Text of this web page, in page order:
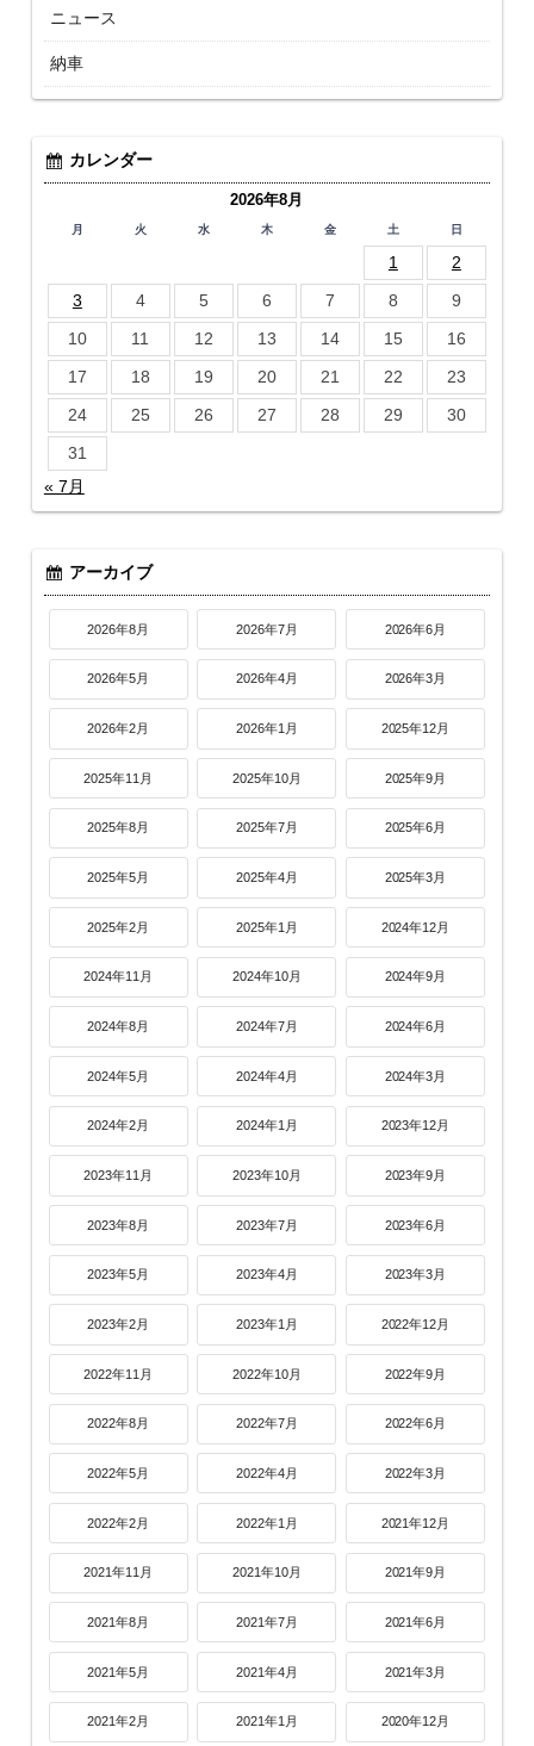
ニュース
納車
カレンダー
2026年8月
月 火 水 木 金 土 日
1
2
3
4 5 6 7 8
9
10
11 12 13 14 15
16
17
18 19 20 21 22
23
24
25 26 27 28 29
30
31
« 7月
アーカイブ
2026年8月 2026年7月 2026年6月
2026年5月 2026年4月 2026年3月
2026年2月 2026年1月 2025年12月
2025年11月 2025年10月 2025年9月
2025年8月 2025年7月 2025年6月
2025年5月 2025年4月 2025年3月
2025年2月 2025年1月 2024年12月
2024年11月 2024年10月 2024年9月
2024年8月 2024年7月 2024年6月
2024年5月 2024年4月 2024年3月
2024年2月 2024年1月 2023年12月
2023年11月 2023年10月 2023年9月
2023年8月 2023年7月 2023年6月
2023年5月 2023年4月 2023年3月
2023年2月 2023年1月 2022年12月
2022年11月 2022年10月 2022年9月
2022年8月 2022年7月 2022年6月
2022年5月 2022年4月 2022年3月
2022年2月 2022年1月 2021年12月
2021年11月 2021年10月 2021年9月
2021年8月 2021年7月 2021年6月
2021年5月 2021年4月 2021年3月
2021年2月 2021年1月 2020年12月